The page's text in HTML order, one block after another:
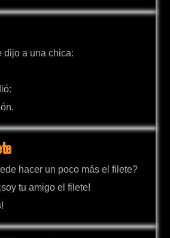
dijo a una chica:
hacer un poco más el filete?
tu amigo el filete!